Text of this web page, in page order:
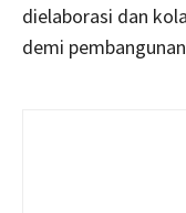
dielaborasi dan
demi